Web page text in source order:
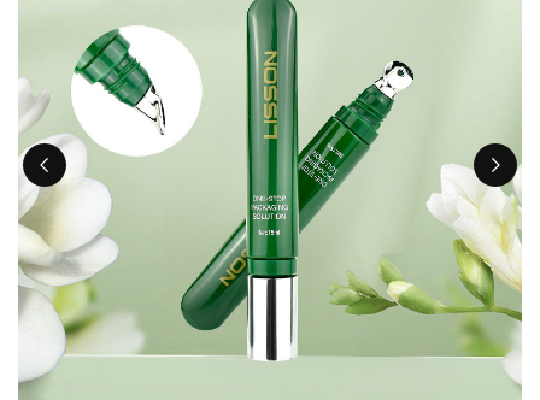
한국의
ไทย
Tiếng việt
中文